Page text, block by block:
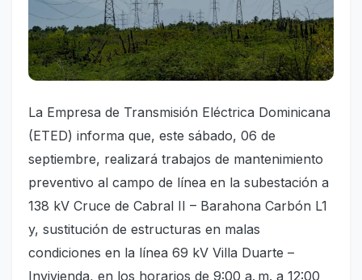
La Empresa de Transmisión Eléctrica Dominicana
(ETED) informa que, este sábado, 06 de
septiembre, realizará trabajos de mantenimiento
preventivo al campo de línea en la subestación a
138 kV Cruce de Cabral II – Barahona Carbón L1
y, sustitución de estructuras en malas
condiciones en la línea 69 kV Villa Duarte –
Invivienda, en los horarios de 9:00 a. m. a 12:00